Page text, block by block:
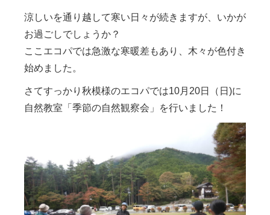
涼しいを通り越して寒い日々が続きますが、いかが
お過ごしでしょうか？
ここエコパでは急激な寒暖差もあり、木々が色付き
始めました。
さてすっかり秋模様のエコパでは10月20日（日)に
自然教室「季節の自然観察会」を行いました！